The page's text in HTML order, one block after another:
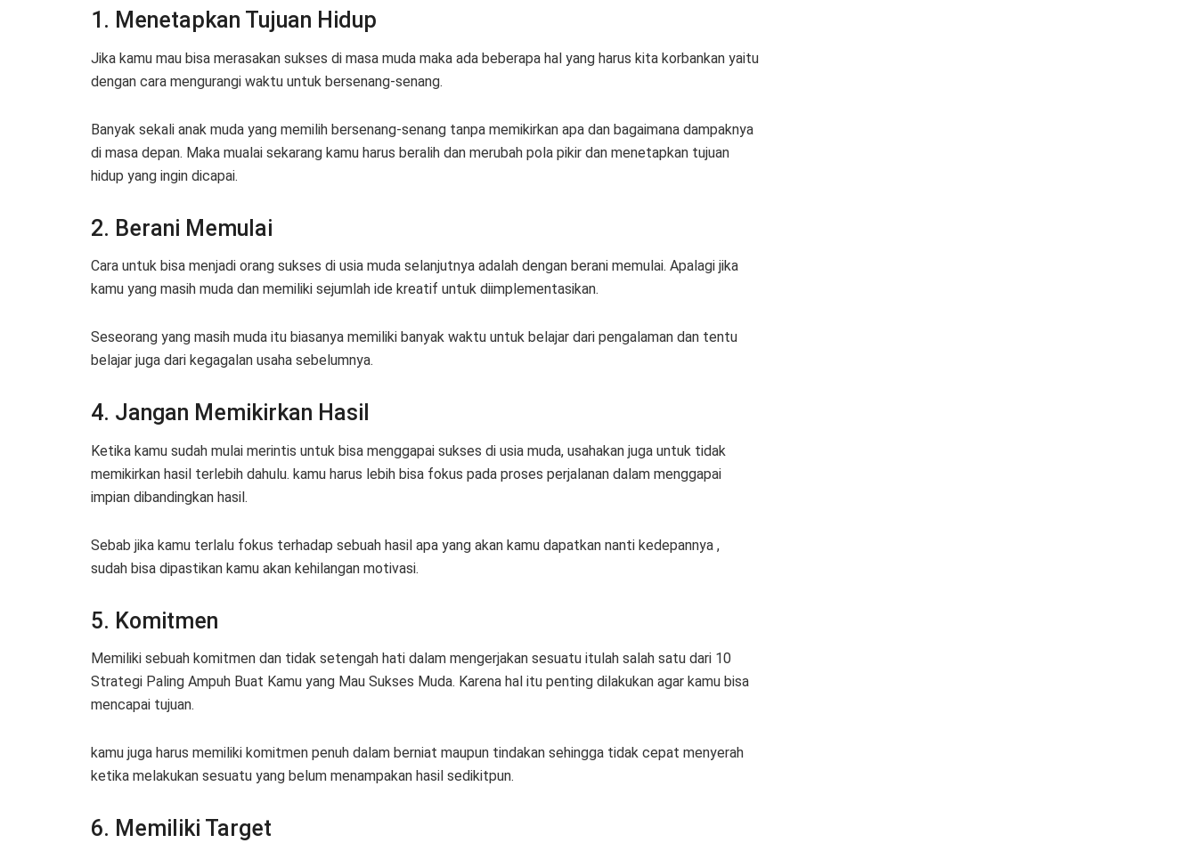
1. Menetapkan Tujuan Hidup
Jika kamu mau bisa merasakan sukses di masa muda maka ada beberapa hal yang harus kita korbankan yaitu
dengan cara mengurangi waktu untuk bersenang-senang.
Banyak sekali anak muda yang memilih bersenang-senang tanpa memikirkan apa dan bagaimana dampaknya
di masa depan. Maka mualai sekarang kamu harus beralih dan merubah pola pikir dan menetapkan tujuan
hidup yang ingin dicapai.
2. Berani Memulai
Cara untuk bisa menjadi orang sukses di usia muda selanjutnya adalah dengan berani memulai. Apalagi jika
kamu yang masih muda dan memiliki sejumlah ide kreatif untuk diimplementasikan.
Seseorang yang masih muda itu biasanya memiliki banyak waktu untuk belajar dari pengalaman dan tentu
belajar juga dari kegagalan usaha sebelumnya.
4. Jangan Memikirkan Hasil
Ketika kamu sudah mulai merintis untuk bisa menggapai sukses di usia muda, usahakan juga untuk tidak
memikirkan hasil terlebih dahulu. kamu harus lebih bisa fokus pada proses perjalanan dalam menggapai
impian dibandingkan hasil.
Sebab jika kamu terlalu fokus terhadap sebuah hasil apa yang akan kamu dapatkan nanti kedepannya ,
sudah bisa dipastikan kamu akan kehilangan motivasi.
5. Komitmen
Memiliki sebuah komitmen dan tidak setengah hati dalam mengerjakan sesuatu itulah salah satu dari 10
Strategi Paling Ampuh Buat Kamu yang Mau Sukses Muda. Karena hal itu penting dilakukan agar kamu bisa
mencapai tujuan.
kamu juga harus memiliki komitmen penuh dalam berniat maupun tindakan sehingga tidak cepat menyerah
ketika melakukan sesuatu yang belum menampakan hasil sedikitpun.
6. Memiliki Target